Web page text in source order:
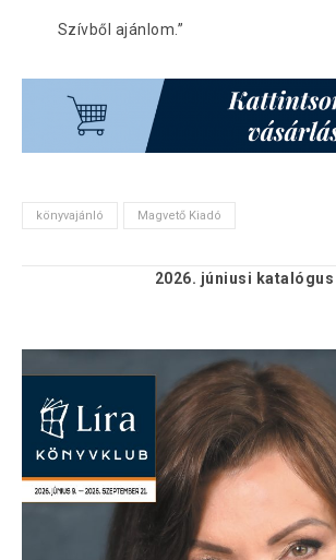
Szívből ajánlom.”
könyvajánló Magvető Kiadó
2026. júniusi katalógus